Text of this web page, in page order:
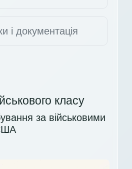
і документація
класу
за військовими